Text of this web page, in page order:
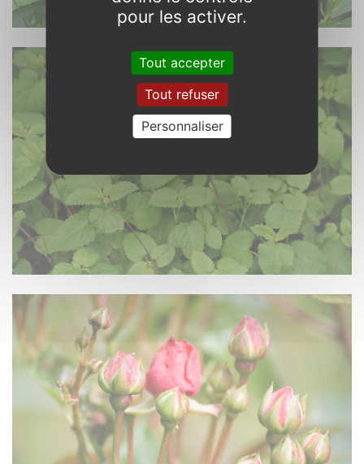
pour les activer.
Tout accepter
Tout refuser
Personnaliser